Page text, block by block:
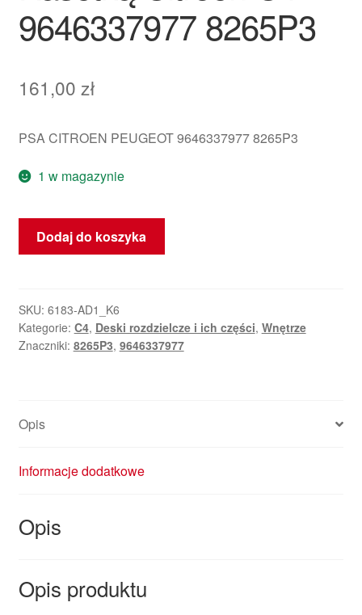
9646337977 8265P3
161,00 zł
PSA CITROEN PEUGEOT 9646337977 8265P3
1 w magazynie
ilość
Prawy
Z
Kasetką
Citroën
Dodaj do koszyka
SKU: 6183-AD1_K6
Kategorie: C4, Deski rozdzielcze i ich części, Wnętrze
Znaczniki: 8265P3, 9646337977
Opis
Informacje dodatkowe
Opis
Opis produktu